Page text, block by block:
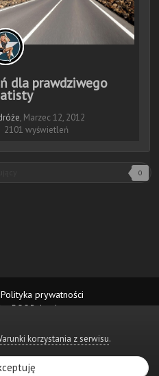
dla prawdziwego
, Marzec 12, 2012
2101 wyświetleń
0
Polityka prywatności
DOC Poland
korzystania z serwisu.